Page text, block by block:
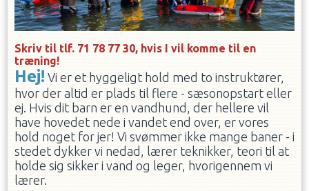
Skriv til tlf. 71 78 77 30, hvis I vil komme til en
træning!
Hej! Vi er et hyggeligt hold med to instruktører,
hvor der altid er plads til flere - sæsonopstart eller
ej. Hvis dit barn er en vandhund, der hellere vil
have hovedet nede i vandet end over, er vores
hold noget for jer! Vi svømmer ikke mange baner - i
stedet dykker vi nedad, lærer teknikker, teori til at
holde sig sikker i vand og leger, hvorigennem vi
lærer.